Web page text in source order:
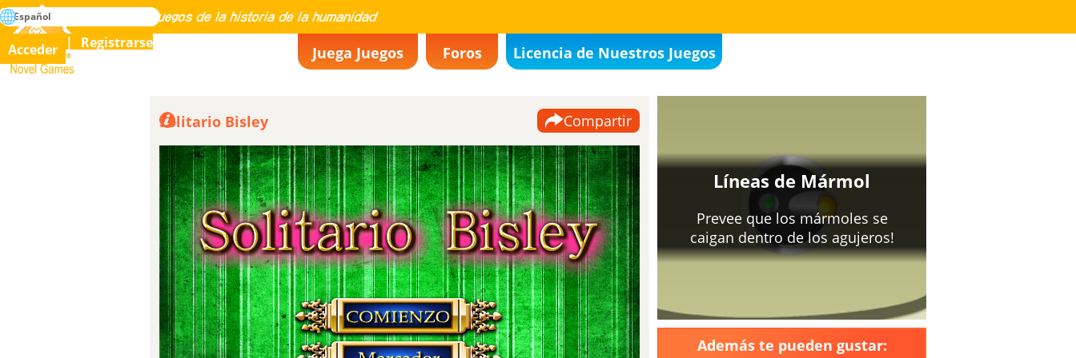
Novel Games
Maestría en todos los juegos de la historia de la humanidad
búsqueda
Juega Juegos Foros Licencia de Nuestros Juegos
Acceder Registrarse
Español
Solitario Bisley Compartir
2614
(Traducido)Ahora, soy mejor que
casi todos los demás, desde que
Danial Zheng se puso al día.
(Original) Now, I am better than almost
everyone else, since Danial Zheng caught up.
de AlexGordillo
2025-03-25
Me gusta Además te pueden gustar: